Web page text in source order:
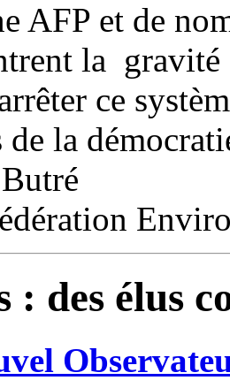
AFP et de
la
ce
de la
: des élus